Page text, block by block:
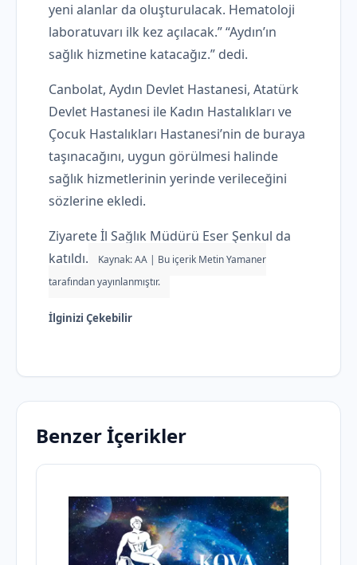
yeni alanlar da oluşturulacak. Hematoloji
laboratuvarı ilk kez açılacak.” “Aydın’ın
sağlık hizmetine katacağız.” dedi.
Canbolat, Aydın Devlet Hastanesi, Atatürk
Devlet Hastanesi ile Kadın Hastalıkları ve
Çocuk Hastalıkları Hastanesi’nin de buraya
taşınacağını, uygun görülmesi halinde
sağlık hizmetlerinin yerinde verileceğini
sözlerine ekledi.
Ziyarete İl Sağlık Müdürü Eser Şenkul da
katıldı.
Kaynak: AA | Bu içerik Metin Yamaner
tarafından yayınlanmıştır.
İlginizi Çekebilir
Benzer İçerikler